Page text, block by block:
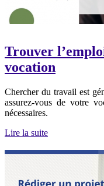
Trouver
vocation
Chercher du travail est
assurez-vous de votre
nécessaires.
Lire la suite